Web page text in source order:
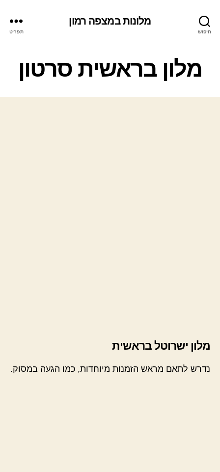
חיפוש
מלונות במצפה רמון
תפריט
ק
ט
מלון בראשית סרטון
מלון ישרוטל בראשית
נדרש לתאם מראש הזמנות מיוחדות, כמו הגעה במסוק.